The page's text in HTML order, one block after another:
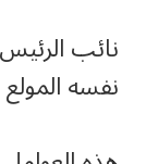
نائب
نفسه